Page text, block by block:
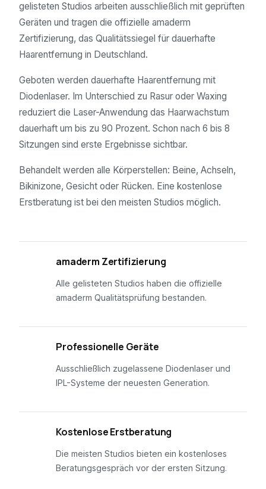
gelisteten Studios arbeiten ausschließlich mit geprüften
Geräten und tragen die offizielle amaderm
Zertifizierung, das Qualitätssiegel für dauerhafte
Haarentfernung in Deutschland.
Geboten werden dauerhafte Haarentfernung mit
Diodenlaser. Im Unterschied zu Rasur oder Waxing
reduziert die Laser-Anwendung das Haarwachstum
dauerhaft um bis zu 90 Prozent. Schon nach 6 bis 8
Sitzungen sind erste Ergebnisse sichtbar.
Behandelt werden alle Körperstellen: Beine, Achseln,
Bikinizone, Gesicht oder Rücken. Eine kostenlose
Erstberatung ist bei den meisten Studios möglich.
amaderm Zertifizierung
Alle gelisteten Studios haben die offizielle
amaderm Qualitätsprüfung bestanden.
Professionelle Geräte
Ausschließlich zugelassene Diodenlaser und
IPL-Systeme der neuesten Generation.
Kostenlose Erstberatung
Die meisten Studios bieten ein kostenloses
Beratungsgespräch vor der ersten Sitzung.